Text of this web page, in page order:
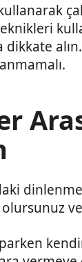
dikkate